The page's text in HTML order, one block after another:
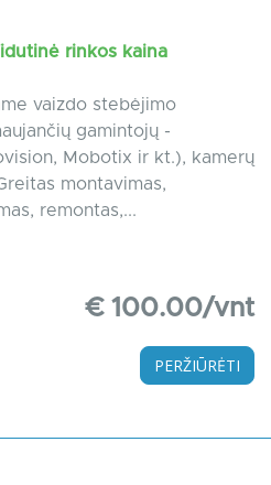
rinkos kaina
vaizdo stebėjimo
gamintojų -
Mobotix ir kt.), kamerų
montavimas,
remontas,...
€ 100.00/vnt
PERŽIŪRĖTI